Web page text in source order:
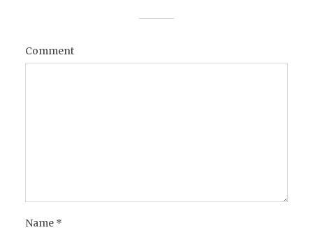
Comment
Name *